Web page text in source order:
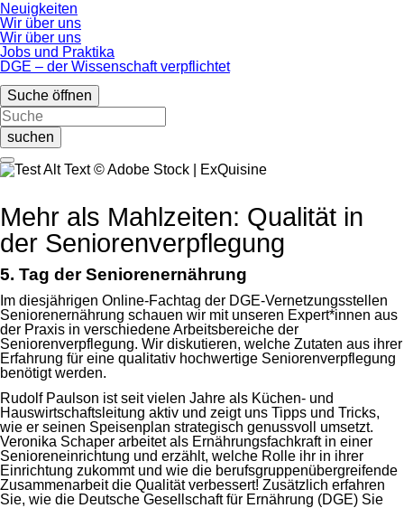
Neuigkeiten
Wir über uns
Wir über uns
Jobs und Praktika
DGE – der Wissenschaft verpflichtet
Suche öffnen
suchen
© Adobe Stock | ExQuisine
Mehr als Mahlzeiten: Qualität in
der Seniorenverpflegung
5. Tag der Seniorenernährung
Im diesjährigen Online-Fachtag der DGE-Vernetzungsstellen
Seniorenernährung schauen wir mit unseren Expert*innen aus
der Praxis in verschiedene Arbeitsbereiche der
Seniorenverpflegung. Wir diskutieren, welche Zutaten aus ihrer
Erfahrung für eine qualitativ hochwertige Seniorenverpflegung
benötigt werden.
Rudolf Paulson ist seit vielen Jahre als Küchen- und
Hauswirtschaftsleitung aktiv und zeigt uns Tipps und Tricks,
wie er seinen Speisenplan strategisch genussvoll umsetzt.
Veronika Schaper arbeitet als Ernährungsfachkraft in einer
Senioreneinrichtung und erzählt, welche Rolle ihr in ihrer
Einrichtung zukommt und wie die berufsgruppenübergreifende
Zusammenarbeit die Qualität verbessert! Zusätzlich erfahren
Sie, wie die Deutsche Gesellschaft für Ernährung (DGE) Sie